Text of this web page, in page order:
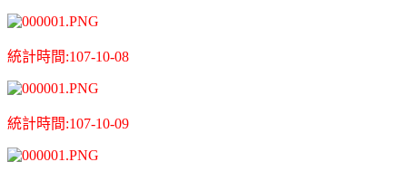
統計時間:107-10-08
統計時間:107-10-09